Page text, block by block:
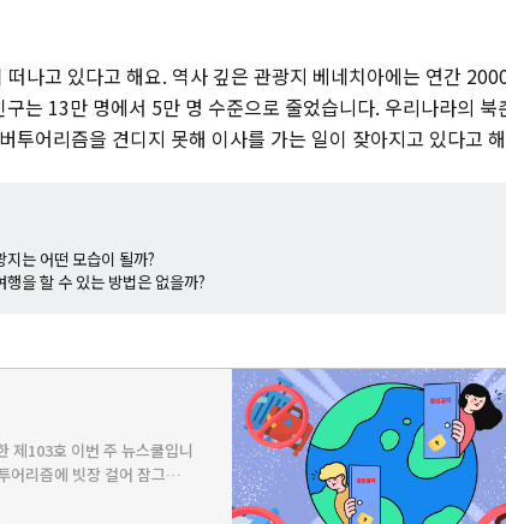
나고 있다고 해요. 역사 깊은 관광지 베네치아에는 연간
는 13만 명에서 5만 명 수준으로 줄었습니다. 우리나라의 북
투어리즘을 견디지 못해 이사를 가는 일이 잦아지고 있다고
는 어떤 모습이 될까?
을 할 수 있는 방법은 없을까?
제103호 이번 주 뉴스쿨입니
어리즘에 빗장 걸어 잠그는